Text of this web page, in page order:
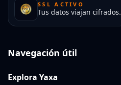
SSL ACTIVO
Tus datos viajan cifrados.
Navegación útil
Explora Yaxa